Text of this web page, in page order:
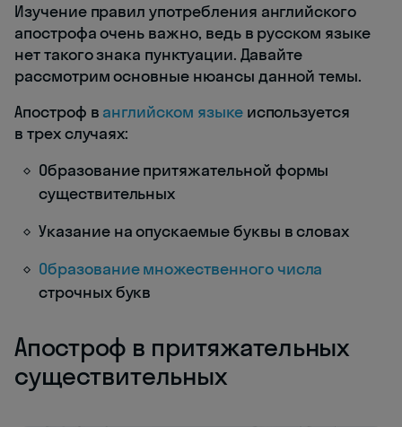
Изучение правил употребления английского
апострофа очень важно, ведь в русском языке
нет такого знака пунктуации. Давайте
рассмотрим основные нюансы данной темы.
Апостроф в английском языкеиспользуется
в трех случаях:
Образование притяжательной формы
существительных
Указание на опускаемые буквы в словах
Образование множественного числа
строчных букв
Апостроф в притяжательных
существительных